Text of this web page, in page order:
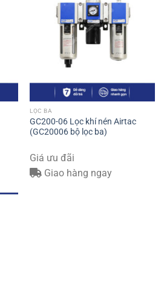
LỌC BA
GC200-06 Lọc khí nén Airtac
(GC20006 bộ lọc ba)
Giá ưu đãi
Giao hàng ngay